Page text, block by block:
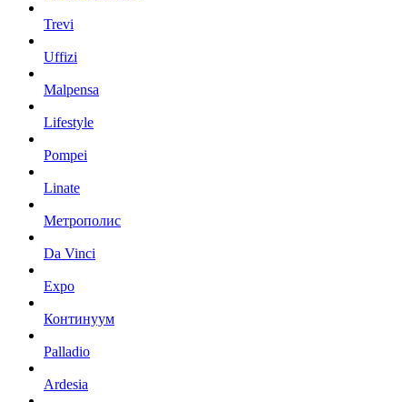
Trevi
Uffizi
Malpensa
Lifestyle
Pompei
Linate
Метрополис
Da Vinci
Expo
Континуум
Palladio
Ardesia